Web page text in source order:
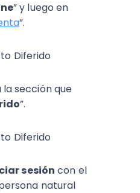
” y luego en
”.
sección que
”.
sesión con el
natural